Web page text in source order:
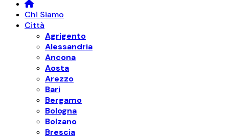
Chi Siamo
Città
Agrigento
Alessandria
Ancona
Aosta
Arezzo
Bari
Bergamo
Bologna
Bolzano
Brescia